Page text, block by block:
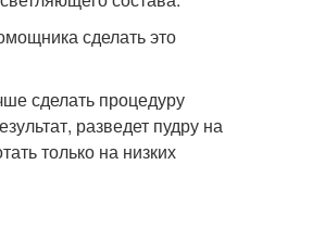
сделать это
сделать процедуру
разведет пудру на
только на низких